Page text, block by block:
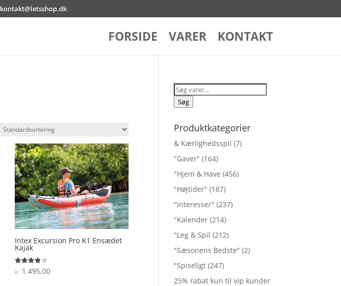
kontakt@letsshop.dk
FORSIDE VARER KONTAKT
Intex Excursion Pro K1 Ensædet
Kajak
Vurderet
3.9
kr.1.495,00
Søg
efter:
Søg
Produktkategorier
& Kærlighedsspil (7)
"Gaver" (164)
"Hjem & Have (456)
"Højtider" (187)
"Interesser" (237)
"Kalender (214)
"Leg & Spil (212)
"Sæsonens Bedste" (2)
"Spiseligt (247)
25% rabat kun til vip kunder